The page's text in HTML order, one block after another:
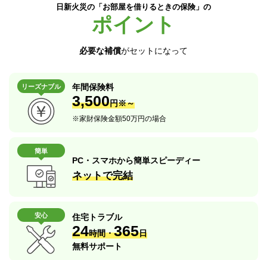
日新火災の「お部屋を借りるときの保険」の
ポイント
必要な補償がセットになって
リーズナブル 年間保険料
3,500円※～
※家財保険金額50万円の場合
簡単
PC・スマホから簡単スピーディー
ネットで完結
安心 住宅トラブル
24時間・365日
無料サポート